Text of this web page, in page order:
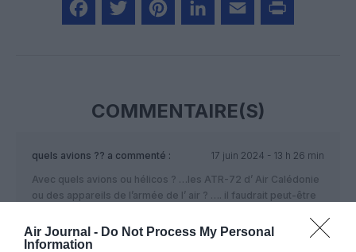
Air Journal - Do Not Process My Personal
Information
COMMENTAIRE(S)
quels avions ?? a commenté :
17 juin 2024 - 13 h 26 min
Avec quels avions ou hélicos ? …les ATR-72 d’ Air Calédonie
ou des appareils de l’armée de l’ air ? …. il faudrait peut-être
RÉPONDRE